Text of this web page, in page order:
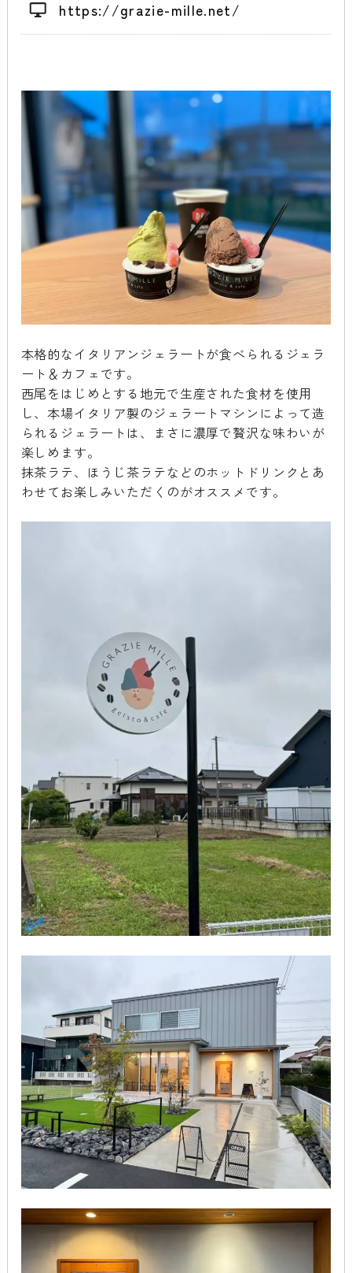
https://grazie-mille.net/
本格的なイタリアンジェラートが食べられるジェラ
ート＆カフェです。
西尾をはじめとする地元で生産された食材を使用
し、本場イタリア製のジェラートマシンによって造
られるジェラートは、まさに濃厚で贅沢な味わいが
楽しめます。
抹茶ラテ、ほうじ茶ラテなどのホットドリンクとあ
わせてお楽しみいただくのがオススメです。